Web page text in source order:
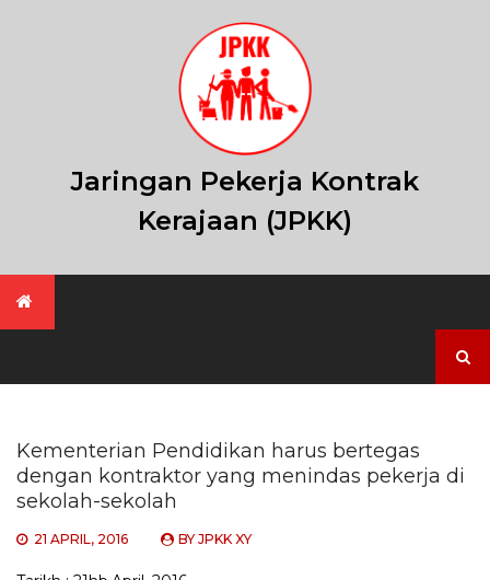
Jaringan Pekerja Kontrak
Kerajaan (JPKK)
for:
Kementerian Pendidikan harus bertegas
dengan kontraktor yang menindas pekerja di
sekolah-sekolah
21 APRIL, 2016 BYJPKK XY